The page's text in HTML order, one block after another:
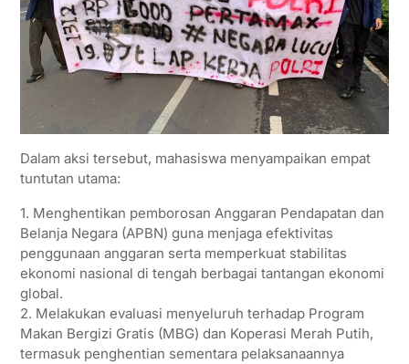
Dalam aksi tersebut, mahasiswa menyampaikan empat
tuntutan utama:
1. Menghentikan pemborosan Anggaran Pendapatan dan
Belanja Negara (APBN) guna menjaga efektivitas
penggunaan anggaran serta memperkuat stabilitas
ekonomi nasional di tengah berbagai tantangan ekonomi
global.
2. Melakukan evaluasi menyeluruh terhadap Program
Makan Bergizi Gratis (MBG) dan Koperasi Merah Putih,
termasuk penghentian sementara pelaksanaannya